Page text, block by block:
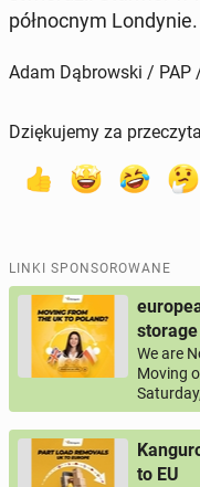
pół­noc­nym Lon­dy­nie.
Adam Dąbrowski / PAP
Dziękujemy za
LINKI SPONSOROWANE
We are
Moving
to EU